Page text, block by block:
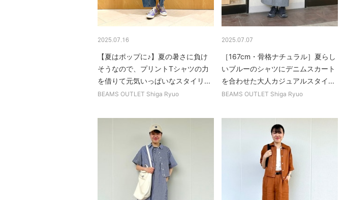
2025.07.16
【夏はポップに♪】夏の暑さに負け
そうなので、プリントTシャツの力
を借りて元気いっぱいなスタイリ...
BEAMS OUTLET Shiga Ryuo
2025.07.07
［167cm・骨格ナチュラル］夏らし
いブルーのシャツにデニムスカート
を合わせた大人カジュアルスタイ...
BEAMS OUTLET Shiga Ryuo